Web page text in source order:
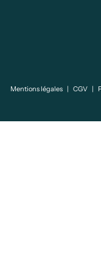
Mentions légales | CGV |